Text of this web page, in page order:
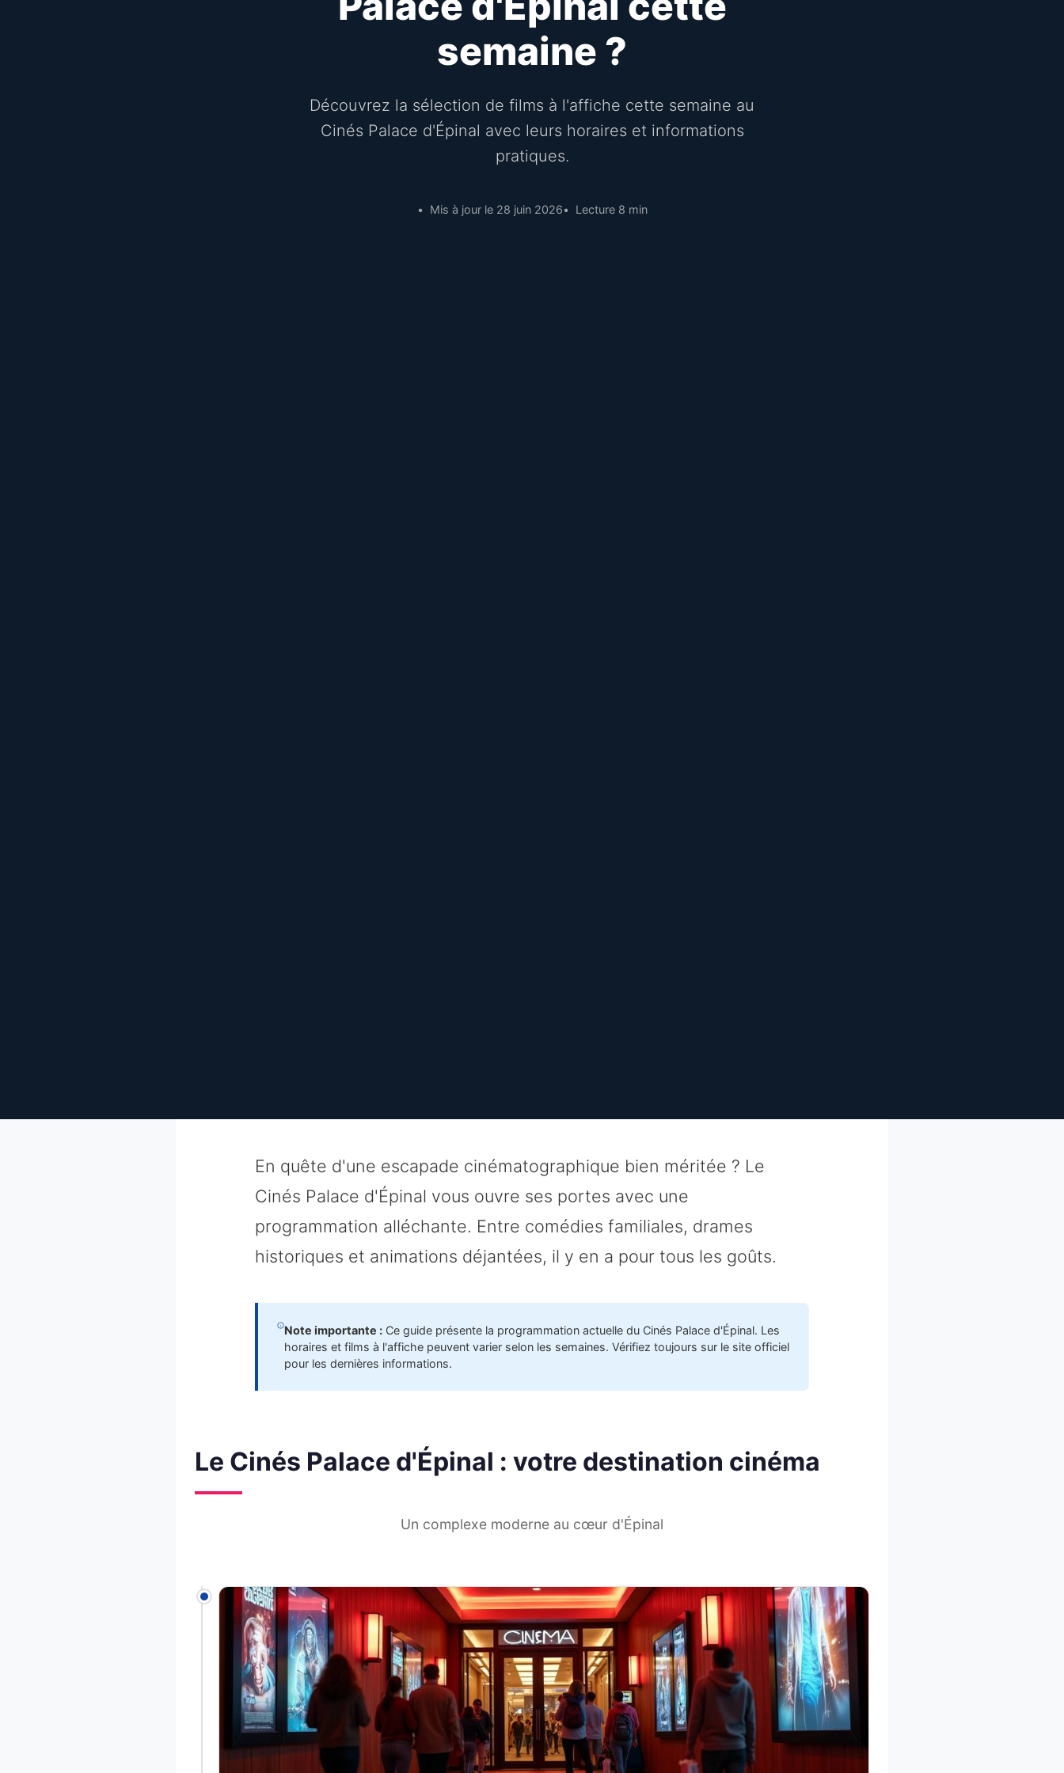
semaine ?
Découvrez la sélection de films à l'affiche cette semaine au
Cinés Palace d'Épinal avec leurs horaires et informations
pratiques.
Mis à jour le 28 juin 2026 Lecture 8 min
En quête d'une escapade cinématographique bien méritée ? Le
Cinés Palace d'Épinal vous ouvre ses portes avec une
programmation alléchante. Entre comédies familiales, drames
historiques et animations déjantées, il y en a pour tous les goûts.
Note importante :Ce guide présente la programmation actuelle du Cinés Palace d'Épinal. Les
horaires et films à l'affiche peuvent varier selon les semaines. Vérifiez toujours sur le site officiel
pour les dernières informations.
Le Cinés Palace d'Épinal : votre destination cinéma
Un complexe moderne au cœur d'Épinal